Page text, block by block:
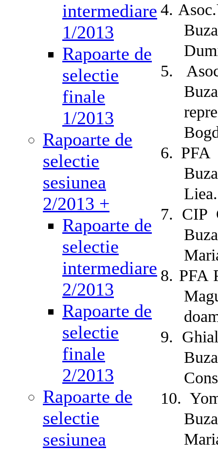
intermediare
1/2013
Rapoarte de
selectie
finale
1/2013
Rapoarte de
selectie
sesiunea
2/2013 +
Rapoarte de
selectie
intermediare
2/2013
Rapoarte de
selectie
finale
2/2013
Rapoarte de
selectie
sesiunea
4.
5.
6.
Liea.
7. CIP
8. PFA
9.
10.